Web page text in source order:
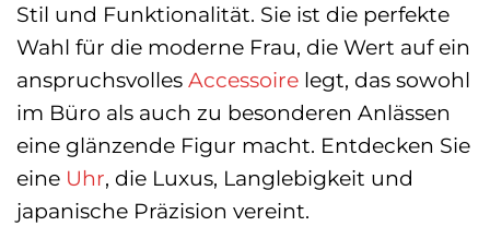
Stil und Funktionalität. Sie ist die perfekte
Wahl für die moderne Frau, die Wert auf ein
anspruchsvolles Accessoire legt, das sowohl
im Büro als auch zu besonderen Anlässen
eine glänzende Figur macht. Entdecken Sie
eine Uhr, die Luxus, Langlebigkeit und
japanische Präzision vereint.